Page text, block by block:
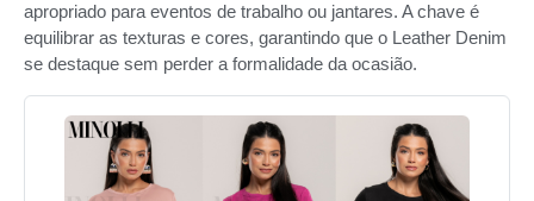
apropriado para eventos de trabalho ou jantares. A chave é
equilibrar as texturas e cores, garantindo que o Leather Denim
se destaque sem perder a formalidade da ocasião.